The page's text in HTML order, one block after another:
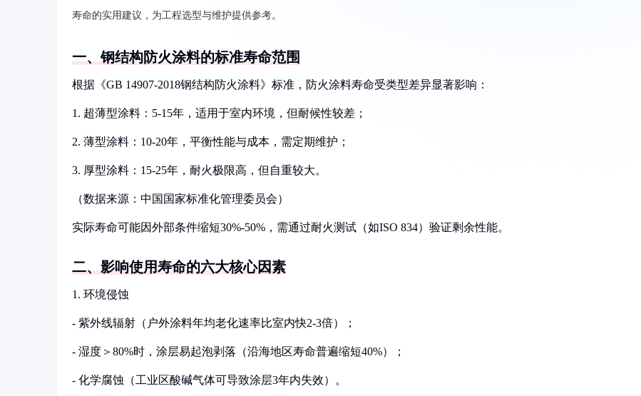
寿命的实用建议，为工程选型与维护提供参考。
一、钢结构防火涂料的标准寿命范围
根据《GB 14907-2018钢结构防火涂料》标准，防火涂料寿命受类型差异显著影响：
1. 超薄型涂料：5-15年，适用于室内环境，但耐候性较差；
2. 薄型涂料：10-20年，平衡性能与成本，需定期维护；
3. 厚型涂料：15-25年，耐火极限高，但自重较大。
（数据来源：中国国家标准化管理委员会）
实际寿命可能因外部条件缩短30%-50%，需通过耐火测试（如ISO 834）验证剩余性能。
二、影响使用寿命的六大核心因素
1. 环境侵蚀
- 紫外线辐射（户外涂料年均老化速率比室内快2-3倍）；
- 湿度＞80%时，涂层易起泡剥落（沿海地区寿命普遍缩短40%）；
- 化学腐蚀（工业区酸碱气体可导致涂层3年内失效）。